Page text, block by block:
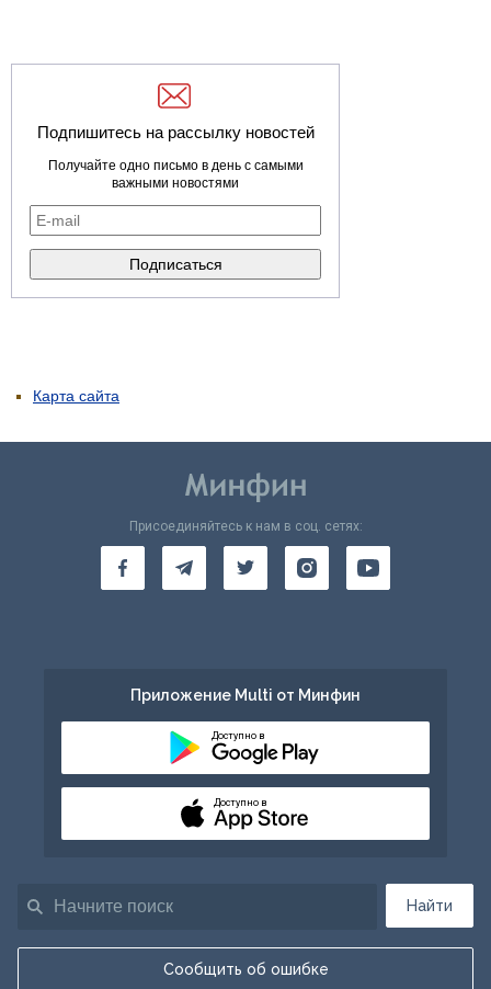
Подпишитесь на рассылку новостей
Получайте одно письмо в день с самыми
важными новостями
Карта сайта
Найти
Сообщить об ошибке
Присоединяйтесь к нам в соц. сетях:
Приложение Multi от Минфин
Доступно в
Доступно в